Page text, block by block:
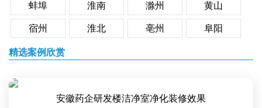
蚌埠 淮南 滁州 黄山
宿州 淮北 亳州 阜阳
精选案例欣赏
安徽药企研发楼洁净室净化装修效果